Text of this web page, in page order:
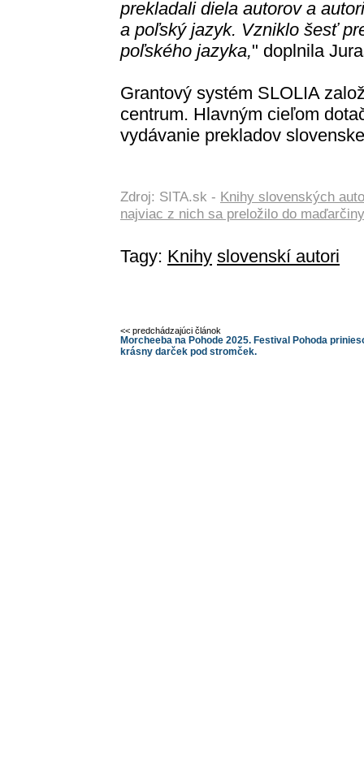
prekladali diela autorov a
a poľský jazyk. Vzniklo šesť
poľského jazyka," doplnila
Grantový systém SLOLIA
centrum. Hlavným cieľom
vydávanie prekladov
Zdroj: SITA.sk - Knihy slovenských
najviac z nich sa preložilo do maďarčiny
Tagy: Knihy slovenskí autori
<< predchádzajúci článok
Morcheeba na Pohode 2025. Festival Pohoda
krásny darček pod stromček.